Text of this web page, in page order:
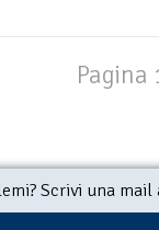
Pagina
Scrivi una